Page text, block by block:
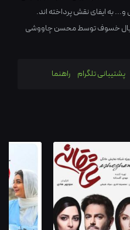
و... به ایفای نقش پرداخته اند.
سریال خسوف توسط محسن چاووشی
پشتیبانی تلگرام راهنما